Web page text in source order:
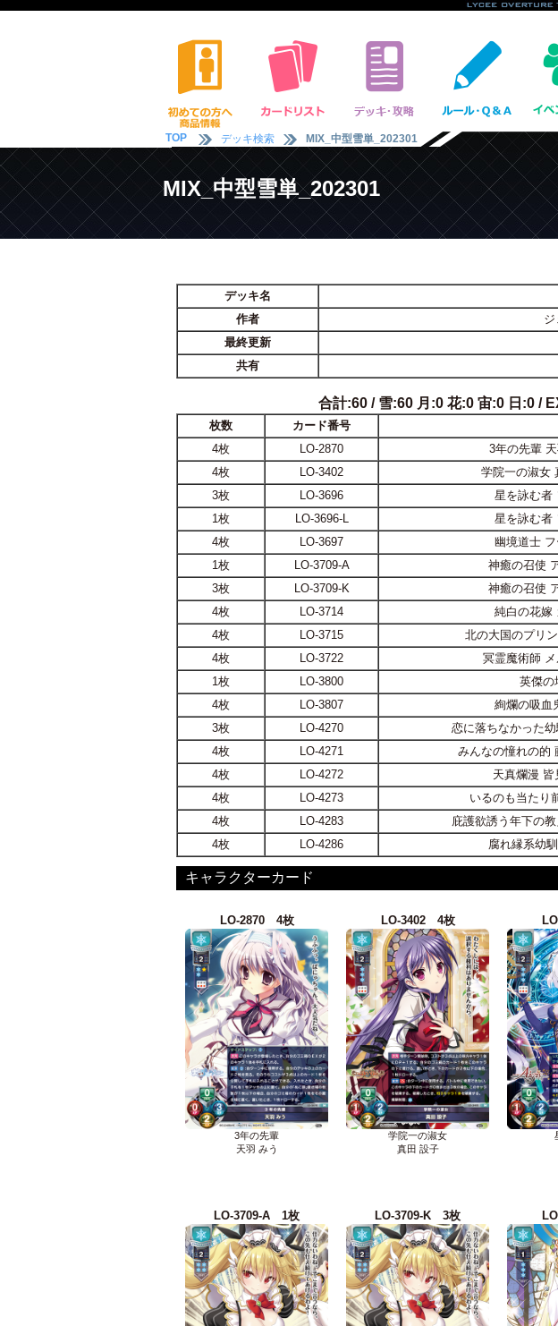
TOP デッキ検索 MIX_中型雪単_202301
MIX_中型雪単_202301
デッキ名
作者
ジ
最終更新
共有
合計:60 / 雪:60 月:0 花:0 宙:0 日:0 /
枚数 カード番号
4枚
LO-2870 3年の先輩
4枚
LO-3402 学院一の淑女
3枚
LO-3696 星を詠む者
1枚
LO-3696-L 星を詠む者
4枚
LO-3697 幽境道士
1枚
LO-3709-A 神癒の召使
3枚
LO-3709-K 神癒の召使
4枚
LO-3714 純白の花嫁
4枚
LO-3715 北の大国のプリ
4枚
LO-3722 冥霊魔術師
1枚
LO-3800 英傑の
4枚
LO-3807 絢爛の吸血
3枚
LO-4270 恋に落ちなかった
4枚
LO-4271 みんなの憧れの的
4枚
LO-4272 天真爛漫 皆
4枚
LO-4273 いるのも当たり
4枚
LO-4283 庇護欲誘う年下の
4枚
LO-4286 腐れ縁系幼
キャラクターカード
LO-2870 4枚
3年の先輩
天羽 みう
LO-3402 4枚
学院一の淑女
真田 設子
LO-3709-A 1枚 LO-3709-K 3枚